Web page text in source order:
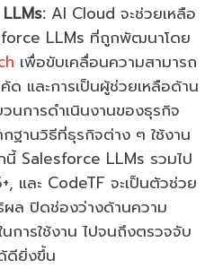
AI Cloud จะช่วยเหลือ
LLMs ที่ถูกพัฒนาโดย
เพื่อขับเคลื่อนความสามารถ
ด และการเป็นผู้ช่วยเหลือด้าน
นการดำเนินงานของธุรกิจ
ฐานวิธีที่ธุรกิจต่าง ๆ ใช้งาน
Salesforce LLMs รวมไป
และ CodeTF จะเป็นตัวช่วย
ล ปิดช่องว่างด้านความ
การใช้งาน ไปจนถึงตรวจจับ
ดียิ่งขึ้น